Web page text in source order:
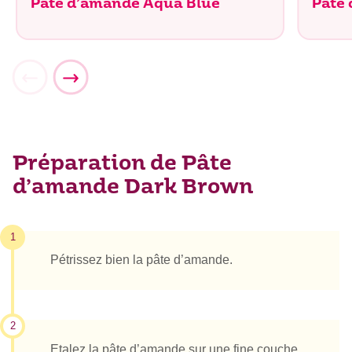
Pâte d’amande Aqua Blue Pâte
Préparation de Pâte
d’amande Dark Brown
1
Pétrissez bien la pâte d’amande.
2
Etalez la pâte d’amande sur une fine couche